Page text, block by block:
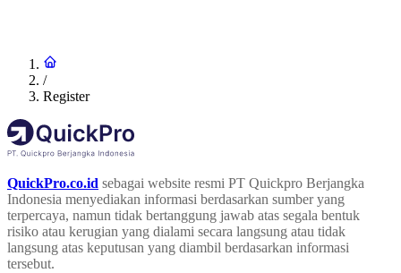
/
Register
QuickPro.co.id sebagai website resmi PT Quickpro Berjangka
Indonesia menyediakan informasi berdasarkan sumber yang
terpercaya, namun tidak bertanggung jawab atas segala bentuk
risiko atau kerugian yang dialami secara langsung atau tidak
langsung atas keputusan yang diambil berdasarkan informasi
tersebut.